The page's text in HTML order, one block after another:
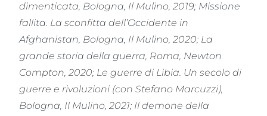
dimenticata, Bologna, Il Mulino, 2019; Missione
fallita. La sconfitta dell’Occidente in
Afghanistan, Bologna, Il Mulino, 2020; La
grande storia della guerra, Roma, Newton
Compton, 2020; Le guerre di Libia. Un secolo di
guerre e rivoluzioni (con Stefano Marcuzzi),
Bologna, Il Mulino, 2021; Il demone della